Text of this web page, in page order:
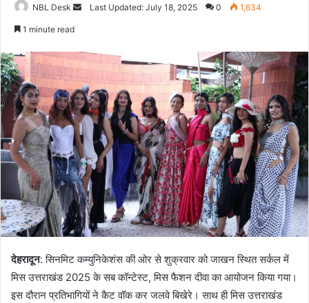
NBL Desk
SendLast Updated: July 18, 2025 0 1,634
1 minute read
देहरादून: सिनमिट कम्युनिकेशंस की ओर से शुक्रवार को जाखन स्थित सर्कल में
मिस उत्तराखंड 2025 के सब कॉन्टेस्ट, मिस फैशन दीवा का आयोजन किया गया।
इस दौरान प्रतिभागियों ने कैट वॉक कर जलवे बिखेरे। साथ ही मिस उत्तराखंड